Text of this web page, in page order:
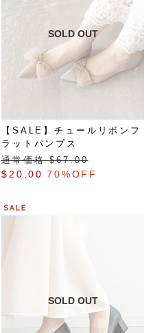
【SALE】チュールリボンフ
ラットパンプス
通常価格 $‌67.00
$‌20.00 70%OFF